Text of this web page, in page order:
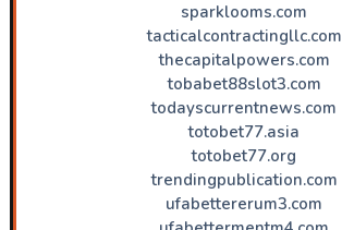
sparklooms.com
tacticalcontractingllc.com
thecapitalpowers.com
tobabet88slot3.com
todayscurrentnews.com
totobet77.asia
totobet77.org
trendingpublication.com
ufabettererum3.com